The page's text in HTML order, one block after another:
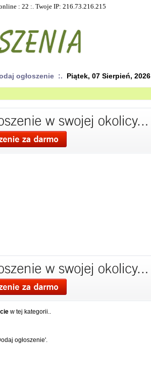
: 22 :. Twoje IP: 216.73.216.215
ogłoszenie :. Piątek, 07 Sierpień, 2026
w tej kategorii..
ogłoszenie'.